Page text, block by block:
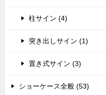
柱サイン (4)
突き出しサイン (1)
置き式サイン (3)
ショーケース全般 (53)